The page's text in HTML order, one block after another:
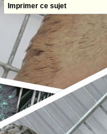
Imprimer ce sujet